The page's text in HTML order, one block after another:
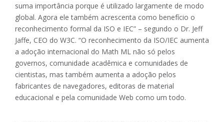
suma importância porque é utilizado largamente de modo
global. Agora ele também acrescenta como benefício o
reconhecimento formal da ISO e IEC” – segundo o Dr. Jeff
Jaffe, CEO do W3C. “O reconhecimento da ISO/IEC aumenta
a adoção internacional do Math ML não só pelos
governos, comunidade acadêmica e comunidades de
cientistas, mas também aumenta a adoção pelos
fabricantes de navegadores, editoras de material
educacional e pela comunidade Web como um todo.